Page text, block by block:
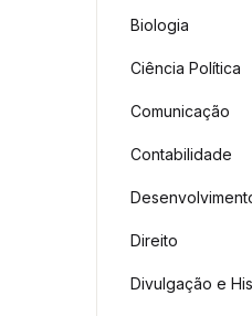
Biologia
Ciência Política
Comunicação
Contabilidade
Direito
Divulgação e